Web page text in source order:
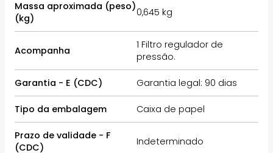
Massa aproximada (peso)
(kg)
0,645 kg
Acompanha
1 Filtro regulador de
pressão.
Garantia - E (CDC) Garantia legal: 90 dias
Tipo da embalagem Caixa de papel
Prazo de validade - F
(CDC)
Indeterminado